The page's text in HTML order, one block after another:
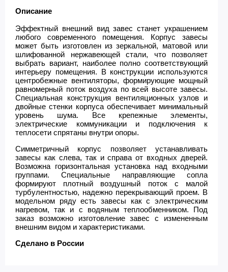
Описание
Эффектный внешний вид завес станет украшением
любого современного помещения. Корпус завесы
может быть изготовлен из зеркальной, матовой или
шлифованной нержавеющей стали, что позволяет
выбрать вариант, наиболее полно соответствующий
интерьеру помещения. В конструкции используются
центробежные вентиляторы, формирующие мощный
равномерный поток воздуха по всей высоте завесы.
Специальная конструкция вентиляционных узлов и
двойные стенки корпуса обеспечивает минимальный
уровень шума. Все крепежные элементы,
электрические коммуникации и подключения к
теплосети спрятаны внутри опоры.
Симметричный корпус позволяет устанавливать
завесы как слева, так и справа от входных дверей.
Возможна горизонтальная установка над входными
группами. Специальные направляющие сопла
формируют плотный воздушный поток с малой
турбулентностью, надежно перекрывающий проем. В
модельном ряду есть завесы как с электрическим
нагревом, так и с водяным теплообменником. Под
заказ возможно изготовление завес с измененным
внешним видом и характеристиками.
Сделано в России